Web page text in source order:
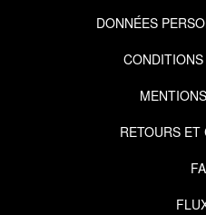
DONNÉES
RETOURS ET